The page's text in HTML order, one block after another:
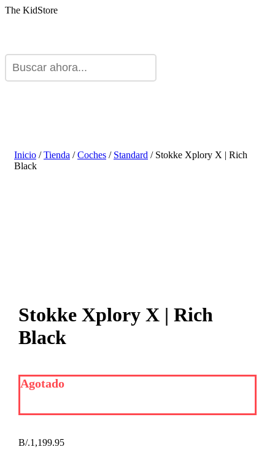
The KidStore
Inicio /Tienda /Coches / Standard / Stokke Xplory X | Rich
Black
Stokke Xplory X | Rich
Black
B/.1,199.95
Agotado